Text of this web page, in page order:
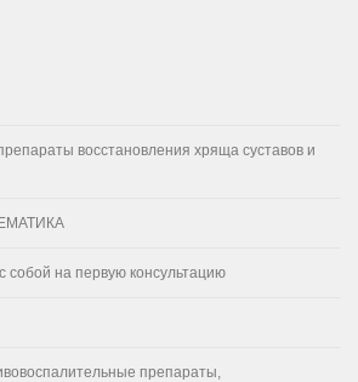
восстановления хряща суставов и
собой на первую консультацию
препараты,